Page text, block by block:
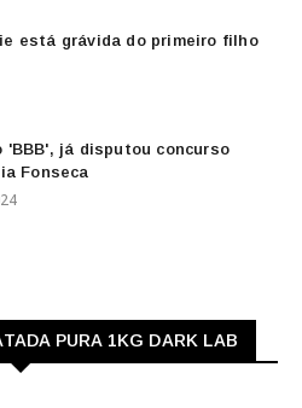
está grávida do primeiro filho
'BBB', já disputou concurso
Fonseca
PURA 1KG DARK LAB